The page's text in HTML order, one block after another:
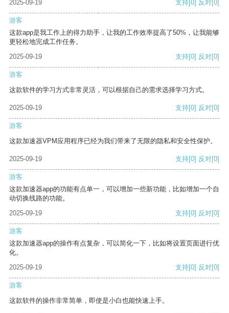
2025-09-19
支持[0] 反对[0]
游客
这款app是我工作上的得力助手，让我的工作效率提高了50%，让我能够
更轻松地完成工作任务。
2025-09-19
支持[0] 反对[0]
游客
这款软件的学习方式非常灵活，可以根据自己的需求选择学习方式。
2025-09-19 支持[0] 反对[0]
游客
这款加速器VPM应用程序已经为我们带来了无限的隐私和安全性保护。
2025-09-19 支持[0] 反对[0]
游客
这款加速器app的功能有点单一，可以增加一些新功能，比如增加一个自
动切换线路的功能。
2025-09-19
支持[0] 反对[0]
游客
这款加速器app的操作有点复杂，可以简化一下，比如将设置页面进行优
化。
2025-09-19
支持[0] 反对[0]
游客
这款软件的操作非常简单，即使是小白也能快速上手。